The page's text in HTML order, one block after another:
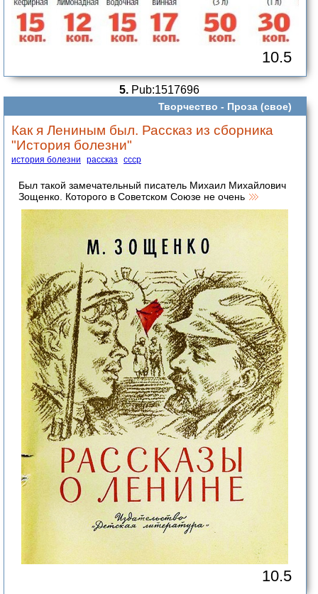
10.5
5.Pub:1517696
Творчество - Проза (свое)
Как я Лениным был. Рассказ из сборника
"История болезни"
история болезни рассказ ссср
Был такой замечательный писатель Михаил Михайлович
Зощенко. Которого в Советском Союзе не очень
10.5